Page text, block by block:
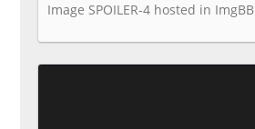
Image SPOILER-4 hosted in ImgBB